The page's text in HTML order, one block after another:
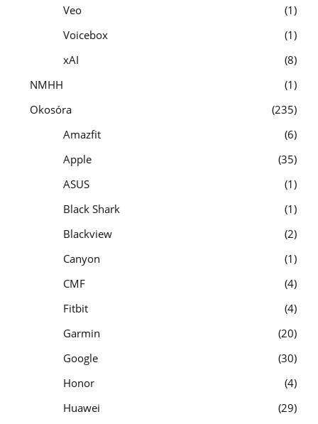
Veo
1
Voicebox
1
xAI
8
NMHH
1
Okosóra
235
Amazfit
6
Apple
35
ASUS
1
Black Shark
1
Blackview
2
Canyon
1
CMF
4
Fitbit
4
Garmin
20
Google
30
Honor
4
Huawei
29